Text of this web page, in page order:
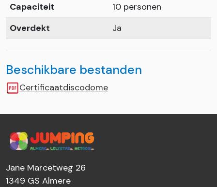
Capaciteit
10 personen
Overdekt
Ja
Beschikbare bestanden
Certificaatdiscodome
Jane Marcetweg 26
1349 GS Almere